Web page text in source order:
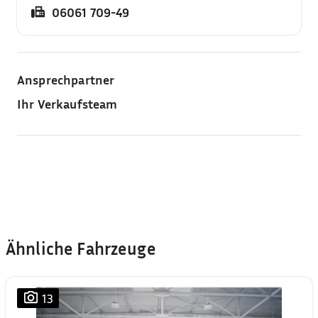
06061 709-49
Ansprechpartner
Ihr Verkaufsteam
Ähnliche Fahrzeuge
13